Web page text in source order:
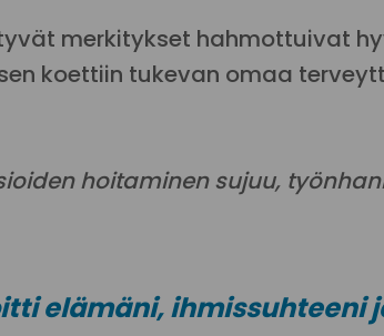
merkitykset hahmottuivat
koettiin tukevan omaa
hoitaminen sujuu,
elämäni, ihmissuhteeni